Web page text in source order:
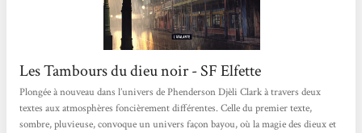
Les Tambours du dieu noir - SF Elfette
Plongée à nouveau dans l’univers de Phenderson Djèli Clark à travers deux
textes aux atmosphères foncièrement différentes. Celle du premier texte,
sombre, pluvieuse, convoque un univers façon bayou, où la magie des dieux et